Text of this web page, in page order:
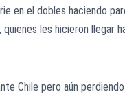
en el dobles haciendo
quienes les hicieron
Chile pero aún